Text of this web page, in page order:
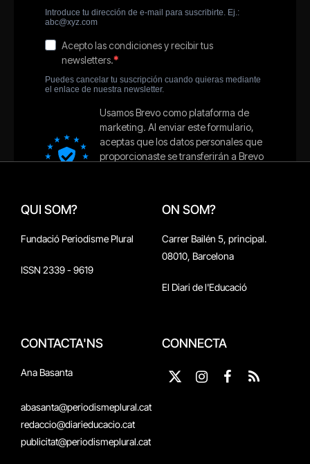
QUI SOM?
Fundació Periodisme Plural
ISSN 2339 - 9619
ON SOM?
Carrer Bailén 5, principal.
08010, Barcelona
El Diari de l'Educació
CONTACTA'NS
Ana Basanta
abasanta@periodismeplural.cat
redaccio@diarieducacio.cat
publicitat@periodismeplural.cat
CONNECTA
X
Instagram
Facebook
RSS